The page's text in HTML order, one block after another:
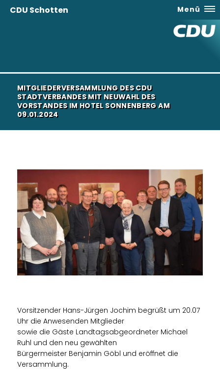
CDU Schotten Menü
MITGLIEDERVERSAMMLUNG DES CDU
STADTVERBANDES MIT NEUWAHL DES
VORSTANDES IM HOTEL SONNENBERG AM
09.01.2024
Vorsitzender Hans-Jürgen Jochim begrüßt um 20.07
Uhr die Anwesenden Mitglieder
sowie die Gäste Landtagsabgeordneter Michael
Ruhl und den neu gewählten
Bürgermeister Benjamin Göbl und eröffnet die
Versammlung.